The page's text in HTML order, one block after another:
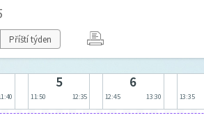
Příští týden
5
11:50 12:35
6
12:45 13:30 13:35